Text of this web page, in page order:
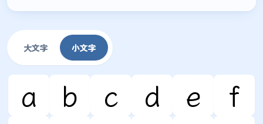
大文字 小文字
a b c d e
f